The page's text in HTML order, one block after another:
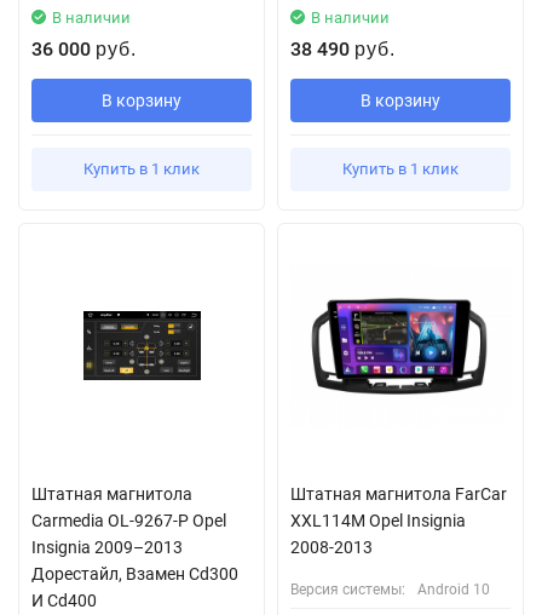
В наличии
36 000 руб.
В корзину
Купить в 1 клик
В наличии
38 490 руб.
В корзину
Купить в 1 клик
Штатная магнитола
Carmedia OL-9267-P Opel
Insignia 2009–2013
Дорестайл, Взамен Cd300
И Cd400
Штатная магнитола FarCar
XXL114M Opel Insignia
2008-2013
Версия системы: Android 10